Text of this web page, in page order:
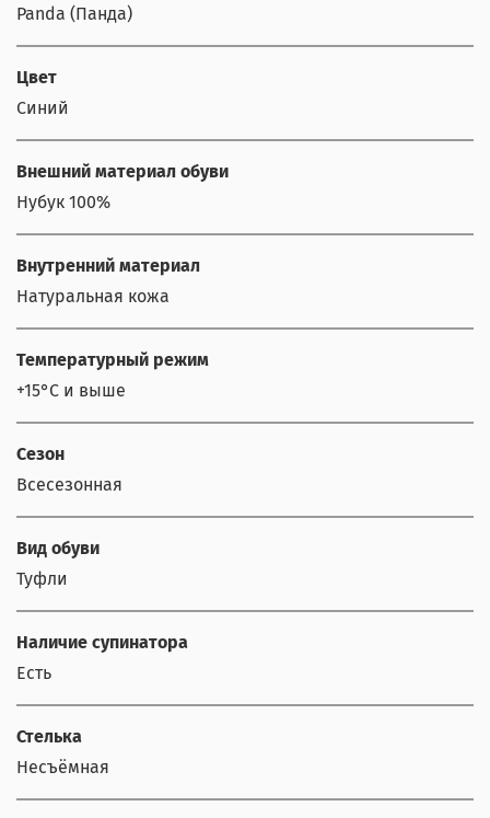
Panda (Панда)
Цвет
Синий
Внешний материал обуви
Нубук 100%
Внутренний материал
Натуральная кожа
Температурный режим
+15°С и выше
Сезон
Всесезонная
Вид обуви
Туфли
Наличие супинатора
Есть
Стелька
Несъёмная